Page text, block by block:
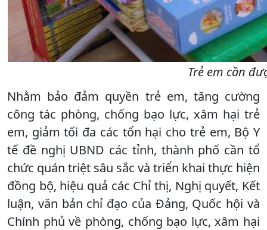
Trẻ em cần
Nhằm bảo đảm quyền trẻ em, tăng cường
công tác phòng, chống bạo lực, xâm hại trẻ
em, giảm tối đa các tổn hại cho trẻ em, Bộ Y
tế đề nghị UBND các tỉnh, thành phố cần tổ
chức quán triệt sâu sắc và triển khai thực hiện
đồng bộ, hiệu quả các Chỉ thị, Nghị quyết, Kết
luận, văn bản chỉ đạo của Đảng, Quốc hội và
Chính phủ về phòng, chống bạo lực, xâm hại